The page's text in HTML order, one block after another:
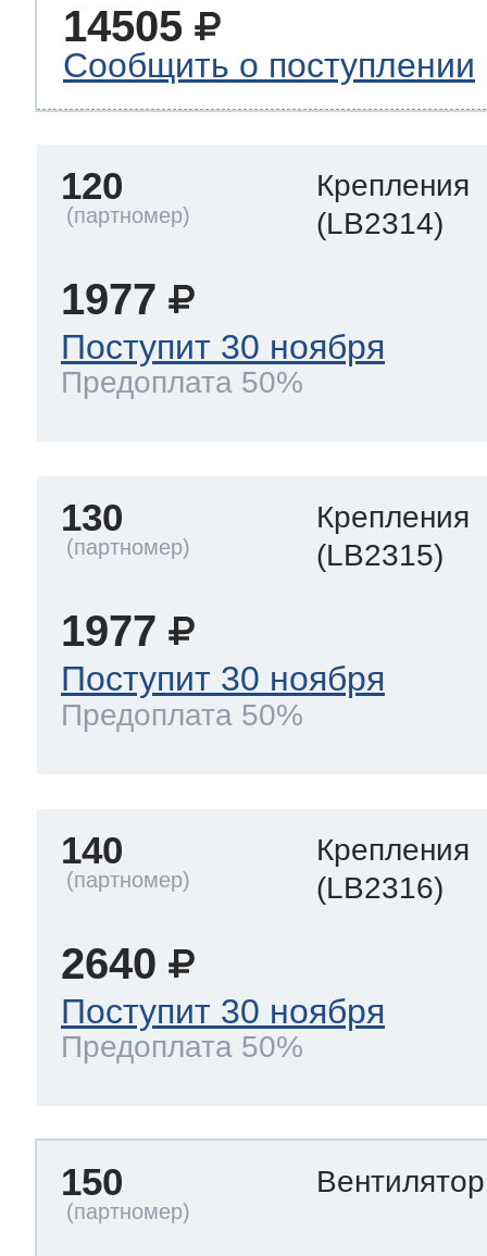
14505
Сообщить о поступлении
120
Крепления
(LB2314)
1977
Поступит 30 ноября
Предоплата 50%
130
Крепления
(LB2315)
1977
Поступит 30 ноября
Предоплата 50%
140
Крепления
(LB2316)
2640
Поступит 30 ноября
Предоплата 50%
150